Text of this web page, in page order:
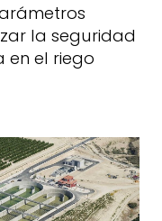
la seguridad
en el riego